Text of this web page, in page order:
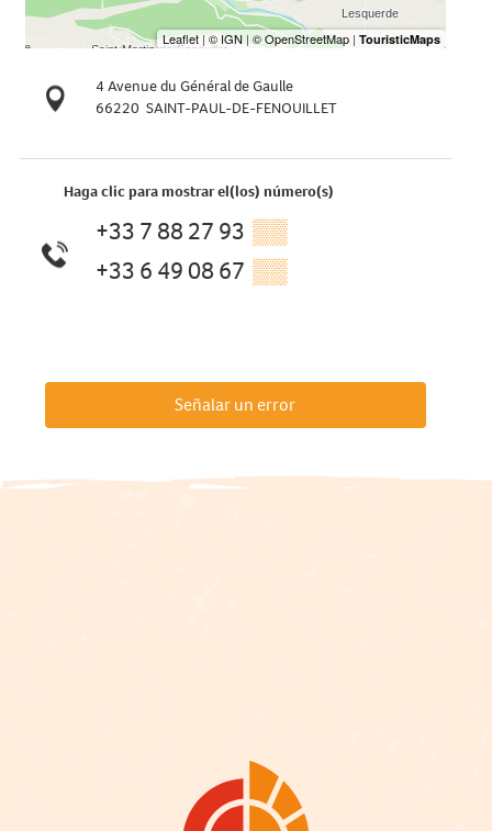
4 Avenue du Général de Gaulle
66220 SAINT-PAUL-DE-FENOUILLET
Haga clic para mostrar el(los) número(s)
+33 7 88 27 93 ▒▒
+33 6 49 08 67 ▒▒
Señalar un error